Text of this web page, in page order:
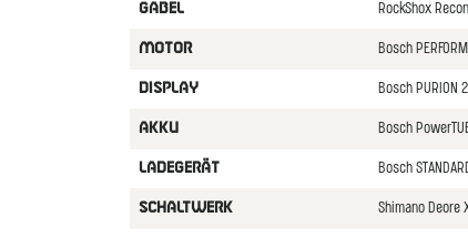
GABEL RockShox
MOTOR Bosch
DISPLAY Bosch PURION
AKKU Bosch
LADEGERäT Bosch
SCHALTWERK Shimano Deore